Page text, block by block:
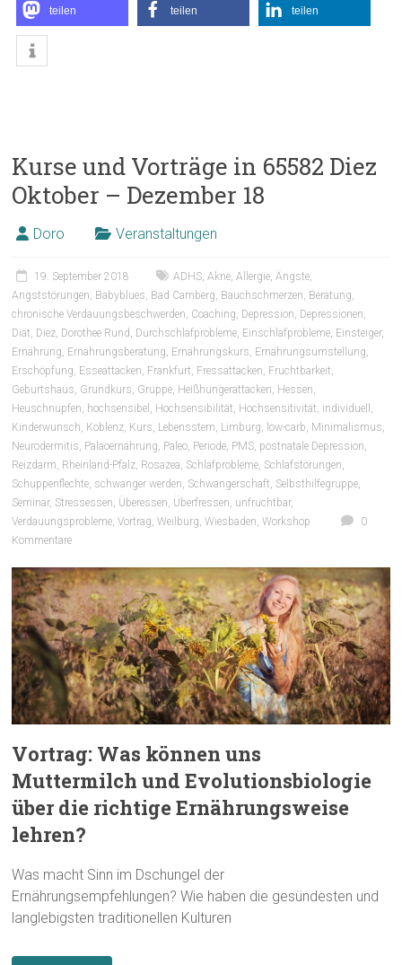
teilen teilen teilen
Kurse und Vorträge in 65582 Diez
Oktober – Dezember 18
Doro Veranstaltungen
19. September 2018 ADHS ,Akne ,Allergie ,Ängste
Angststörungen Babyblues Bad Camberg Bauchschmerzen Beratung
chronische Verdauungsbeschwerden Coaching Depression Depressionen
Diät Diez Dorothee Rund Durchschlafprobleme Einschlafprobleme Einsteiger,
Ernährung Ernährungsberatung Ernährungskurs Ernährungsumstellung
Erschöpfung Esseattacken Frankfurt Fressattacken Fruchtbarkeit
Geburtshaus Grundkurs Gruppe Heißhungerattacken Hessen
Heuschnupfen
hochsensibel Hochsensibilität Hochsensitivität individuell
Kinderwunsch Koblenz Kurs Lebensstern Limburg low-carb Minimalismus
Neurodermitis Paläoernährung Paleo Periode PMS postnatale Depression
Reizdarm Rheinland-Pfalz Rosazea Schlafprobleme Schlafstörungen
Schuppenflechte schwanger werden Schwangerschaft Selbsthilfegruppe
Seminar, Stressessen Überessen Überfressen unfruchtbar,
Verdauungsprobleme ,Vortrag ,Weilburg ,Wiesbaden ,Workshop
0
Kommentare
Vortrag: Was können uns
Muttermilch und Evolutionsbiologie
über die richtige Ernährungsweise
lehren?
Was macht Sinn im Dschungel der
Ernährungsempfehlungen? Wie haben die gesündesten und
langlebigsten traditionellen Kulturen